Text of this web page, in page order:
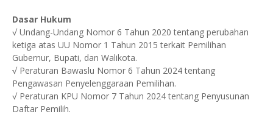
Dasar Hukum
√ Undang-Undang Nomor 6 Tahun 2020 tentang perubahan
ketiga atas UU Nomor 1 Tahun 2015 terkait Pemilihan
Gubernur, Bupati, dan Walikota.
√ Peraturan Bawaslu Nomor 6 Tahun 2024 tentang
Pengawasan Penyelenggaraan Pemilihan.
√ Peraturan KPU Nomor 7 Tahun 2024 tentang Penyusunan
Daftar Pemilih.